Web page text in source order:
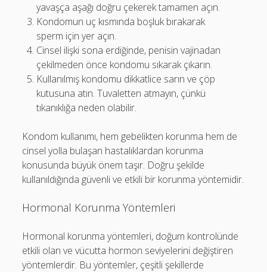
yavaşça aşağı doğru çekerek tamamen açın.
Kondomun uç kısmında boşluk bırakarak
sperm için yer açın.
Cinsel ilişki sona erdiğinde, penisin vajinadan
çekilmeden önce kondomu sıkarak çıkarın.
Kullanılmış kondomu dikkatlice sarın ve çöp
kutusuna atın. Tuvaletten atmayın, çünkü
tıkanıklığa neden olabilir.
Kondom kullanımı, hem gebelikten korunma hem de
cinsel yolla bulaşan hastalıklardan korunma
konusunda büyük önem taşır. Doğru şekilde
kullanıldığında güvenli ve etkili bir korunma yöntemidir.
Hormonal Korunma Yöntemleri
Hormonal korunma yöntemleri, doğum kontrolünde
etkili olan ve vücutta hormon seviyelerini değiştiren
yöntemlerdir. Bu yöntemler, çeşitli şekillerde